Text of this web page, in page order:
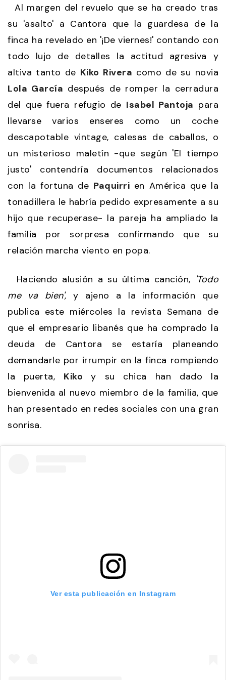
Al margen del revuelo que se ha creado tras
su 'asalto' a Cantora que la guardesa de la
finca ha revelado en '¡De viernes!' contando con
todo lujo de detalles la actitud agresiva y
altiva tanto de Kiko Rivera como de su novia
Lola García después de romper la cerradura
del que fuera refugio de Isabel Pantoja para
llevarse varios enseres como un coche
descapotable vintage, calesas de caballos, o
un misterioso maletín -que según 'El tiempo
justo' contendría documentos relacionados
con la fortuna de Paquirri en América que la
tonadillera le habría pedido expresamente a su
hijo que recuperase- la pareja ha ampliado la
familia por sorpresa confirmando que su
relación marcha viento en popa.
Haciendo alusión a su última canción, 'Todo
me va bien', y ajeno a la información que
publica este miércoles la revista Semana de
que el empresario libanés que ha comprado la
deuda de Cantora se estaría planeando
demandarle por irrumpir en la finca rompiendo
la puerta, Kikoy su chica han dado la
bienvenida al nuevo miembro de la familia, que
han presentado en redes sociales con una gran
sonrisa.
Ver esta publicación en Instagram